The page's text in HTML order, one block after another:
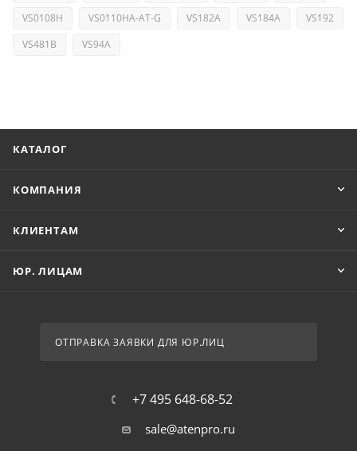
VS0108H
VS0110HA-AT-G VS182A VS184A
VS192
VS481B
VS94A
КАТАЛОГ
КОМПАНИЯ
КЛИЕНТАМ
ЮР. ЛИЦАМ
ОТПРАВКА ЗАЯВКИ ДЛЯ ЮР.ЛИЦ
+7 495 648-68-52
sale@atenpro.ru